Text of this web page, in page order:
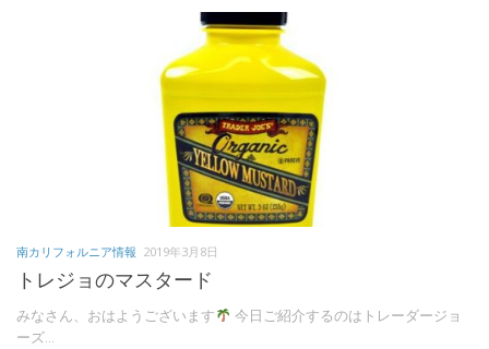
南カリフォルニア情報 2019年3月8日
トレジョのマスタード
みなさん、おはようございます
今日ご紹介するのはトレーダージョ
ーズ...